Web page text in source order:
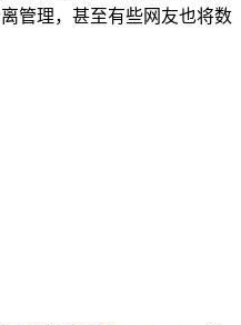
管理，甚至有些网友也将数